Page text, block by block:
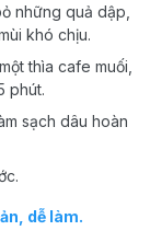
những quả dập,
khó chịu.
thìa cafe muối,
phút.
sạch dâu hoàn
dễ làm.